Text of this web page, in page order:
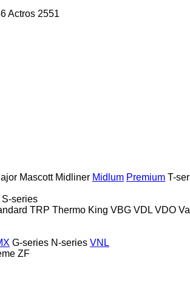
Actros 2551
Mascott Midliner Midlum Premium T-
S-series
TRP Thermo King VBG VDL VDO
G-series N-series VNL
ZF